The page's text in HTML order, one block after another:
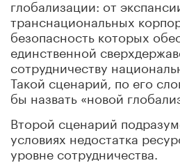
глобализации: от
транснациональных
безопасность которых
единственной
сотрудничеству
Такой сценарий, по его
бы назвать «новой
Второй сценарий
условиях недостатка
уровне сотрудничества.